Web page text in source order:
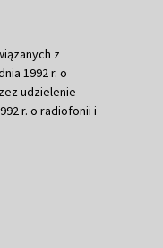
z
1992 r. o
udzielenie
r. o radiofonii i